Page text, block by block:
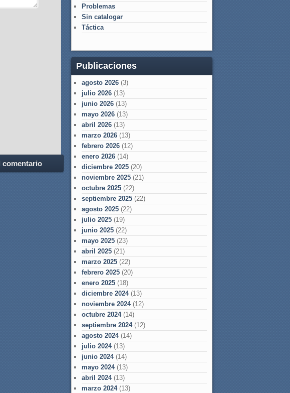
Problemas
Sin catalogar
Táctica
Publicaciones
agosto 2026 (3)
julio 2026 (13)
junio 2026 (13)
mayo 2026 (13)
abril 2026 (13)
marzo 2026 (13)
febrero 2026 (12)
enero 2026 (14)
diciembre 2025 (20)
noviembre 2025 (21)
octubre 2025 (22)
septiembre 2025 (22)
agosto 2025 (22)
julio 2025 (19)
junio 2025 (22)
mayo 2025 (23)
abril 2025 (21)
marzo 2025 (22)
febrero 2025 (20)
enero 2025 (18)
diciembre 2024(13)
noviembre 2024(12)
octubre 2024(14)
septiembre 2024(12)
agosto 2024(14)
julio 2024(13)
junio 2024(14)
mayo 2024(13)
abril 2024(13)
marzo 2024(13)